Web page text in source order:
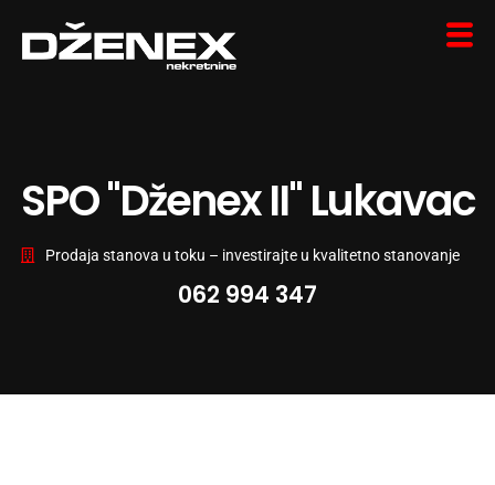
SPO "Dženex II" Lukavac
Prodaja stanova u toku – investirajte u kvalitetno stanovanje
062 994 347